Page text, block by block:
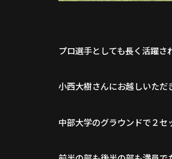
プロ選手としても長く活躍
小西大樹さんにお越しいただ
中部大学のグラウンドで２